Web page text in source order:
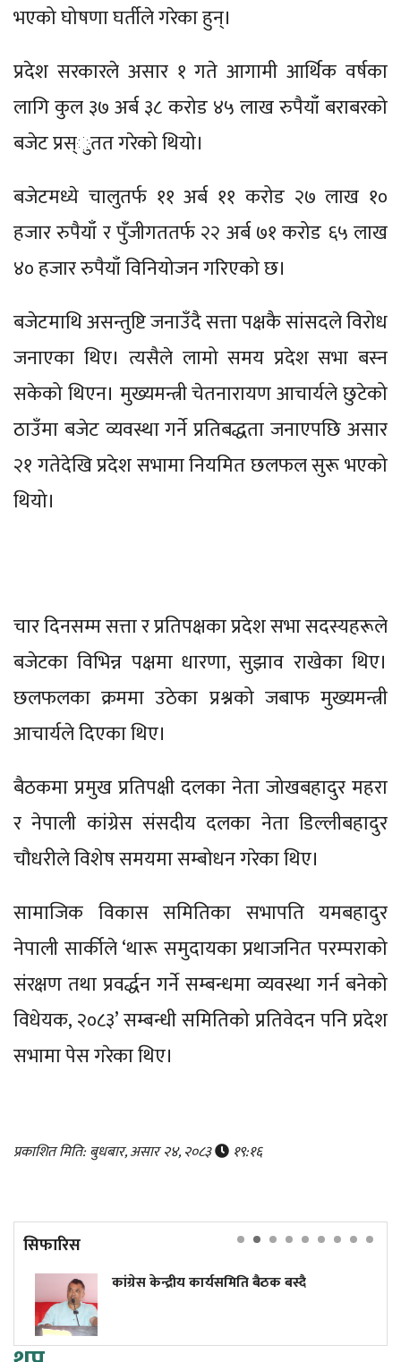
भएको घोषणा घर्तीले गरेका हुन्।
प्रदेश सरकारले असार १ गते आगामी आर्थिक वर्षका
लागि कुल ३७ अर्ब ३८ करोड ४५ लाख रुपैयाँ बराबरको
बजेट प्रस्ुतत गरेको थियो।
बजेटमध्ये चालुतर्फ ११ अर्ब ११ करोड २७ लाख १०
हजार रुपैयाँ र पुँजीगततर्फ २२ अर्ब ७१ करोड ६५ लाख
४० हजार रुपैयाँ विनियोजन गरिएको छ।
बजेटमाथि असन्तुष्टि जनाउँदै सत्ता पक्षकै सांसदले विरोध
जनाएका थिए। त्यसैले लामो समय प्रदेश सभा बस्न
सकेको थिएन। मुख्यमन्त्री चेतनारायण आचार्यले छुटेको
ठाउँमा बजेट व्यवस्था गर्ने प्रतिबद्धता जनाएपछि असार
२१ गतेदेखि प्रदेश सभामा नियमित छलफल सुरू भएको
थियो।
चार दिनसम्म सत्ता र प्रतिपक्षका प्रदेश सभा सदस्यहरूले
बजेटका विभिन्न पक्षमा धारणा, सुझाव राखेका थिए।
छलफलका क्रममा उठेका प्रश्नको जबाफ मुख्यमन्त्री
आचार्यले दिएका थिए।
बैठकमा प्रमुख प्रतिपक्षी दलका नेता जोखबहादुर महरा
र नेपाली कांग्रेस संसदीय दलका नेता डिल्लीबहादुर
चौधरीले विशेष समयमा सम्बोधन गरेका थिए।
सामाजिक विकास समितिका सभापति यमबहादुर
नेपाली सार्कीले ‘थारू समुदायका प्रथाजनित परम्पराको
संरक्षण तथा प्रवर्द्धन गर्ने सम्बन्धमा व्यवस्था गर्न बनेको
विधेयक, २०८३’ सम्बन्धी समितिको प्रतिवेदन पनि प्रदेश
सभामा पेस गरेका थिए।
प्रकाशित मिति: बुधबार, असार २४, २०८३ १९:१६
सिफारिस
कांग्रेस केन्द्रीय कार्यसमिति बैठक बस्दै